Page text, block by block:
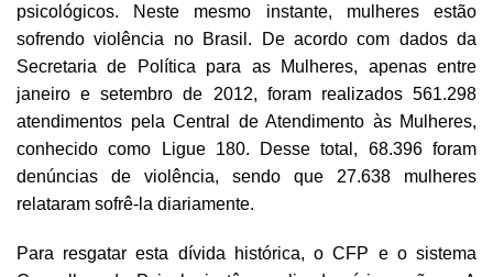
psicológicos. Neste mesmo instante, mulheres estão
sofrendo violência no Brasil. De acordo com dados da
Secretaria de Política para as Mulheres, apenas entre
janeiro e setembro de 2012, foram realizados 561.298
atendimentos pela Central de Atendimento às Mulheres,
conhecido como Ligue 180. Desse total, 68.396 foram
denúncias de violência, sendo que 27.638 mulheres
relataram sofrê-la diariamente.
Para resgatar esta dívida histórica, o CFP e o sistema